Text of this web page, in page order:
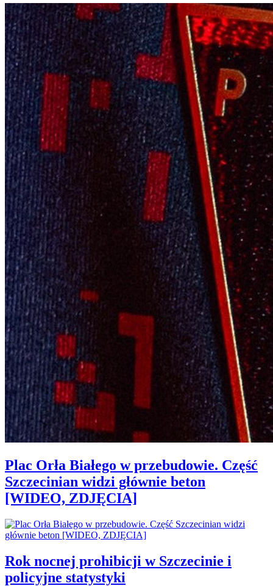
Plac Orła Białego w przebudowie. Część
Szczecinian widzi głównie beton
[WIDEO, ZDJĘCIA]
Rok nocnej prohibicji w Szczecinie i
policyjne statystyki